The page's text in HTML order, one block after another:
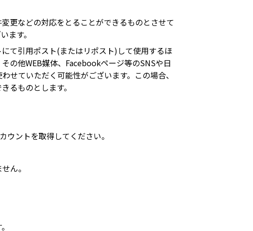
更などの対応をとることができるものとさせて
ます。
て引用ポスト(またはリポスト)して使用するほ
の他WEB媒体、Facebookページ等のSNSや日
せていただく可能性がございます。この場合、
るものとします。
ウントを取得してください。
ん。